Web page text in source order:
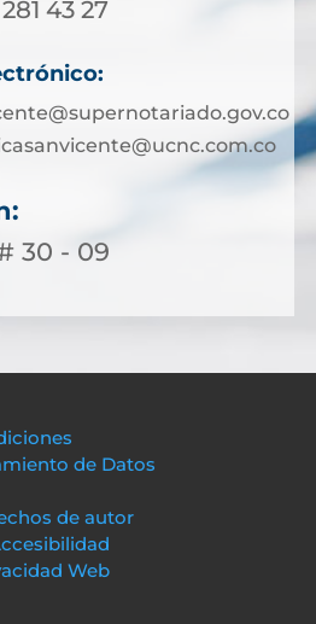
43 27
30 - 09
de Datos
de autor
Web